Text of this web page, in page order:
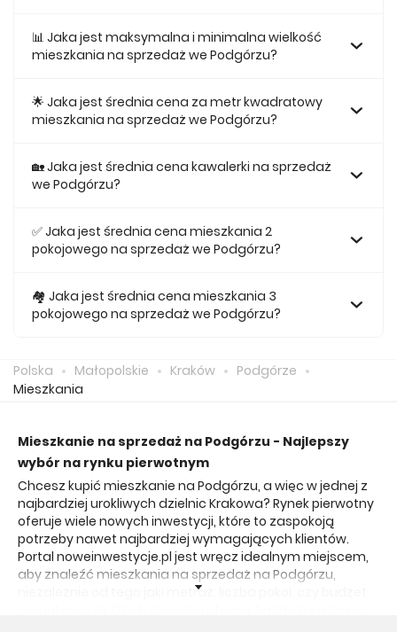
wynosi 444 963 zł.
📊 Jaka jest maksymalna i minimalna wielkość
mieszkania na sprzedaż we Podgórzu?
ofercie ma 138,48, a najmniejsze 26,19.
🌟 Jaka jest średnia cena za metr kwadratowy
mieszkania na sprzedaż we Podgórzu?
574 zł.
🏡 Jaka jest średnia cena kawalerki na sprzedaż
we Podgórzu?
709 zł.
✅ Jaka jest średnia cena mieszkania 2
pokojowego na sprzedaż we Podgórzu?
musimy zapłacić 816 538 zł.
🏘️ Jaka jest średnia cena mieszkania 3
pokojowego na sprzedaż we Podgórzu?
Polska Małopolskie Kraków
Podgórze
Mieszkania
Mieszkanie na sprzedaż na Podgórzu - Najlepszy
wybór na rynku pierwotnym
Chcesz kupić mieszkanie na Podgórzu, a więc w jednej z
najbardziej urokliwych dzielnic Krakowa? Rynek pierwotny
oferuje wiele nowych inwestycji, które to zaspokoją
potrzeby nawet najbardziej wymagających klientów.
Portal noweinwestycje.pl jest wręcz idealnym miejscem,
aby znaleźć mieszkania na sprzedaż na Podgórzu,
niezależnie od tego jaki metraż, liczba pokoi, czy budżet